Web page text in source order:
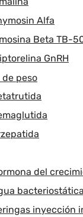
Alfa
Beta TB-
GnRH
de peso
del
bacteriostática
inyección